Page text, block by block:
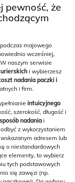
pewność, że
podczas majowego
wcześniej,
W naszym serwisie
i wybierzesz
nadania paczki i
i firm.
intuicyjnego
szerokość, długość i
sposób nadania i
z wykorzystaniem
adresem lub
o niestandardowych
elementy, to wybierz
tych podstawowych
się zawęzi (np.